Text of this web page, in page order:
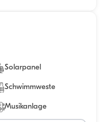
Solarpanel
Schwimmweste
Musikanlage